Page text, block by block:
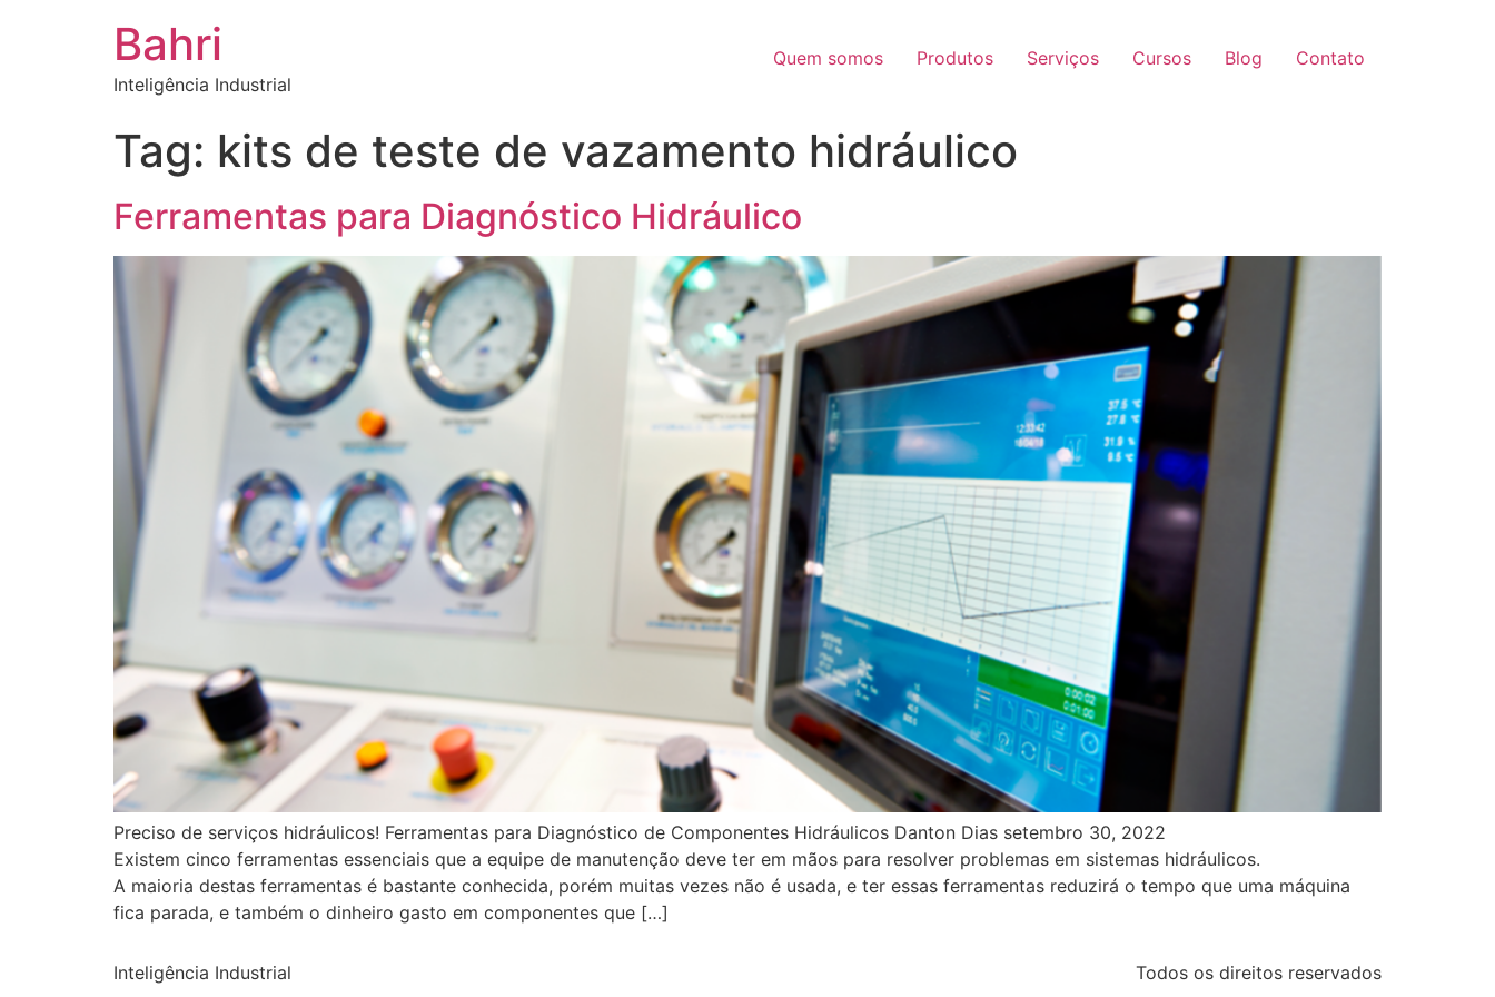
Bahri
Inteligência Industrial
Quem somos Produtos Serviços Cursos Blog Contato
Tag: kits de teste de vazamento hidráulico
Ferramentas para Diagnóstico Hidráulico
Preciso de serviços hidráulicos! Ferramentas para Diagnóstico de Componentes Hidráulicos Danton Dias setembro 30, 2022
Existem cinco ferramentas essenciais que a equipe de manutenção deve ter em mãos para resolver problemas em sistemas hidráulicos.
A maioria destas ferramentas é bastante conhecida, porém muitas vezes não é usada, e ter essas ferramentas reduzirá o tempo que uma máquina
fica parada, e também o dinheiro gasto em componentes que […]
Inteligência Industrial Todos os direitos reservados